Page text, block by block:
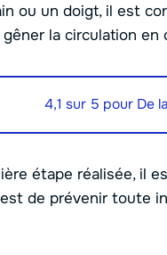
ou un doigt, il est
la circulation en
4,1 sur 5 pour De
étape réalisée, il
est de prévenir toute